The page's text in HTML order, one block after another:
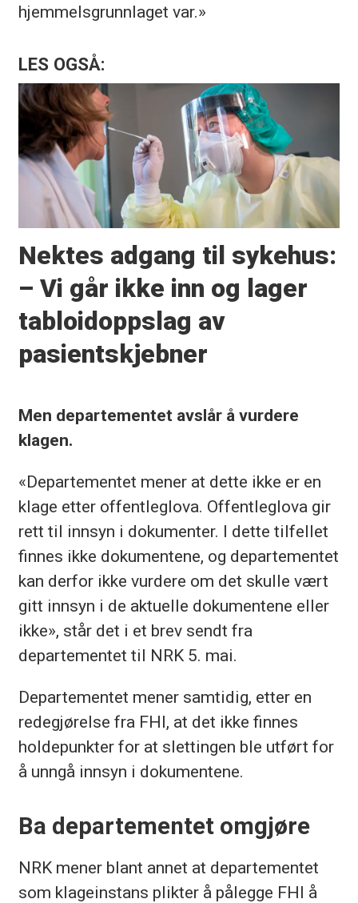
hjemmelsgrunnlaget var.»
LES OGSÅ:
Nektes adgang til sykehus:
– Vi går ikke inn og lager
tabloidoppslag av
pasientskjebner
Men departementet avslår å vurdere
klagen.
«Departementet mener at dette ikke er en
klage etter offentleglova. Offentleglova gir
rett til innsyn i dokumenter. I dette tilfellet
finnes ikke dokumentene, og departementet
kan derfor ikke vurdere om det skulle vært
gitt innsyn i de aktuelle dokumentene eller
ikke», står det i et brev sendt fra
departementet til NRK 5. mai.
Departementet mener samtidig, etter en
redegjørelse fra FHI, at det ikke finnes
holdepunkter for at slettingen ble utført for
å unngå innsyn i dokumentene.
Ba departementet omgjøre
NRK mener blant annet at departementet
som klageinstans plikter å pålegge FHI å